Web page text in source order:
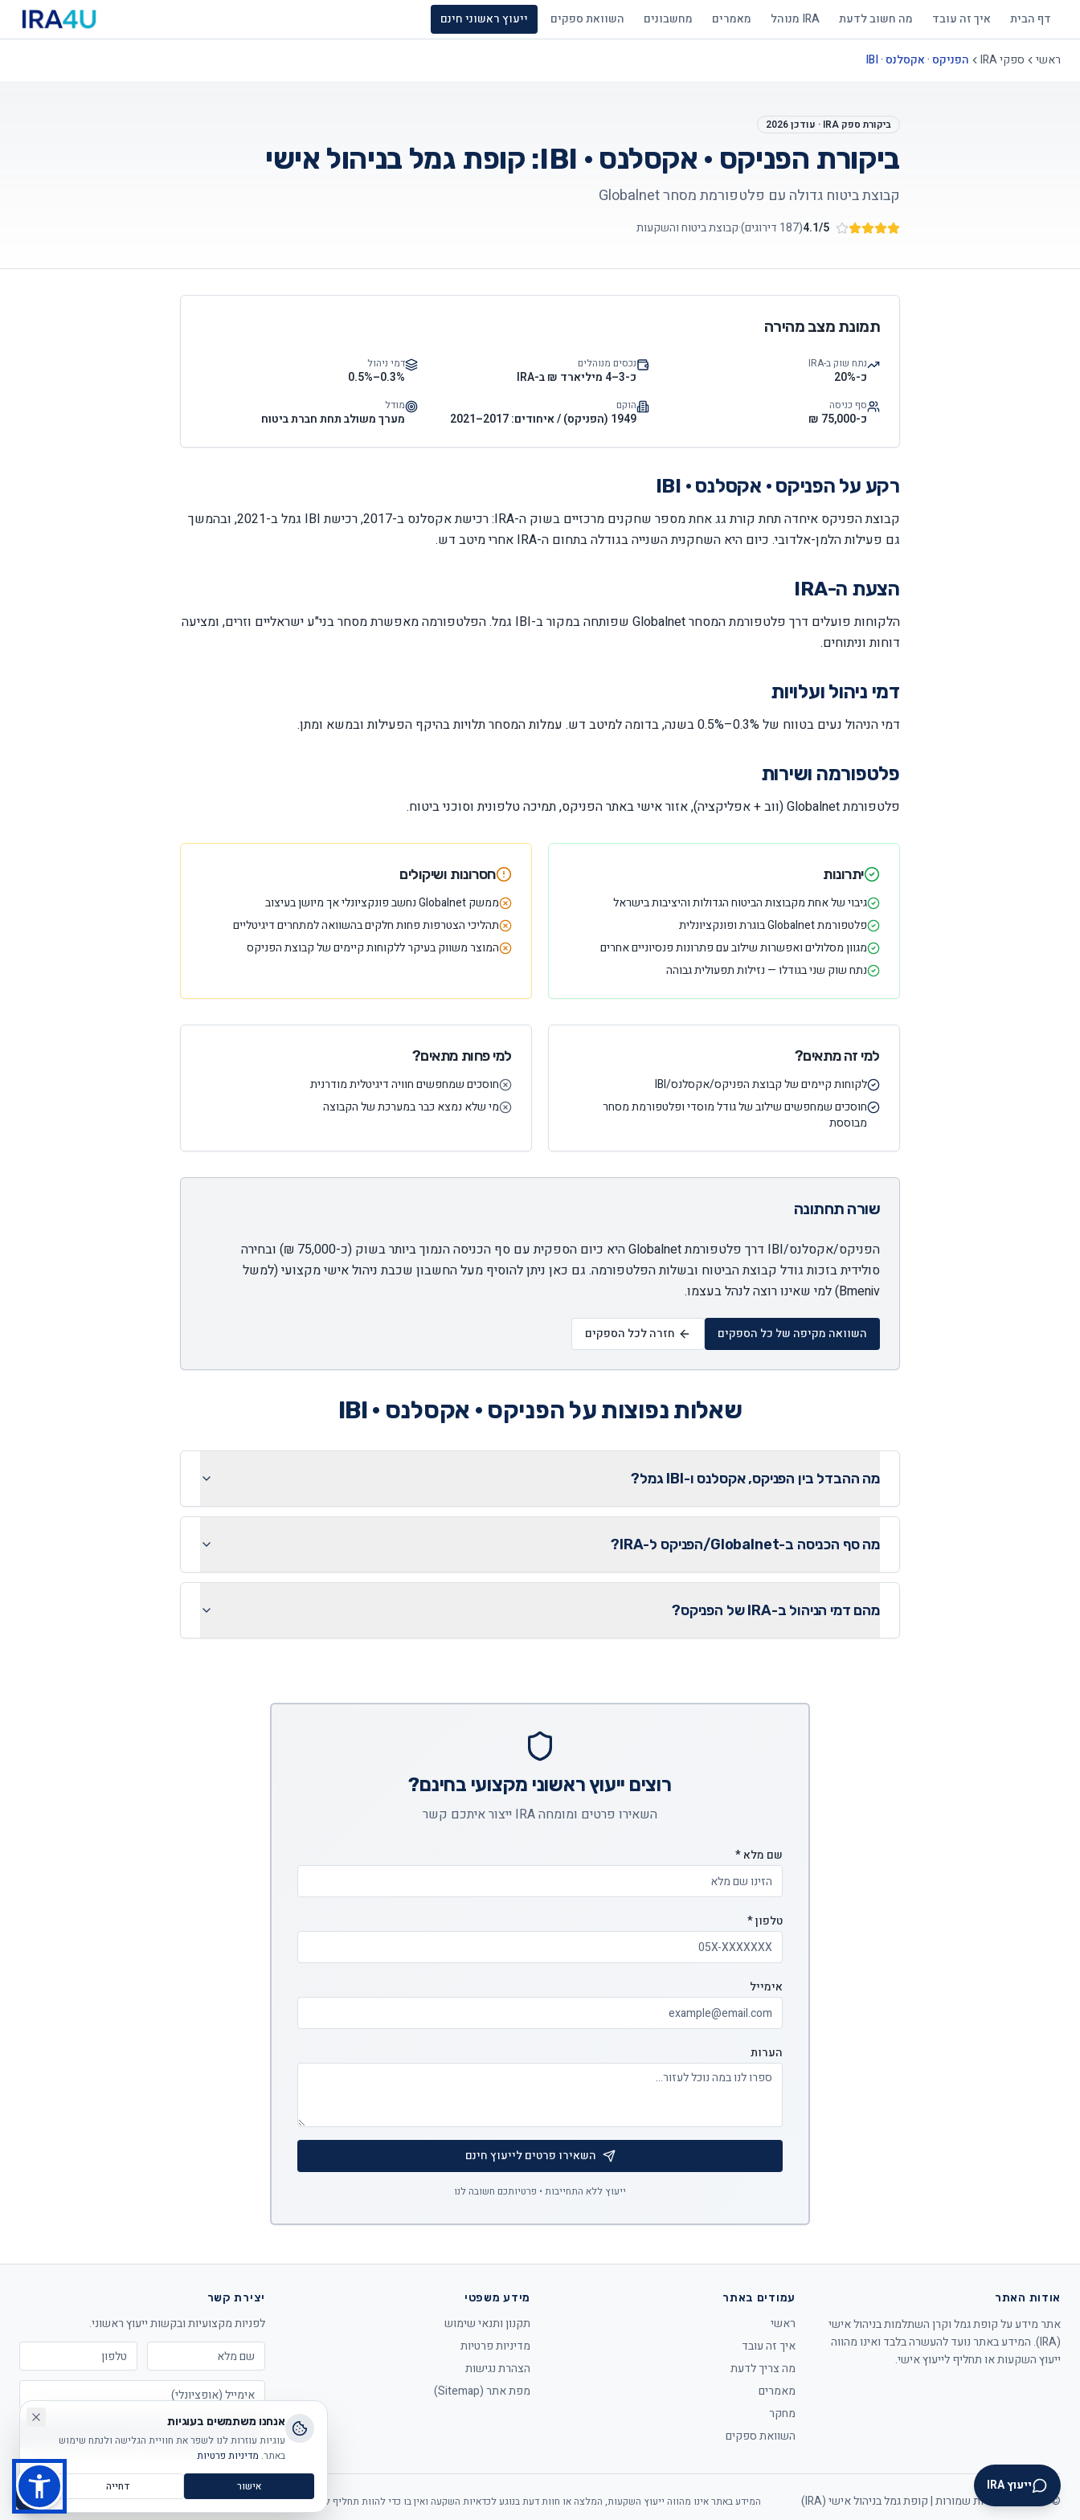
ייעוץ IRA
אנחנו משתמשים בעוגיות
עוגיות עוזרות לנו לשפר את חוויית הגלישה ולנתח שימוש
באתר. מדיניות פרטיות
אישור דחייה
דף הבית איך זה עובד מה חשוב לדעת IRA מנוהל מאמרים מחשבונים השוואת ספקים ייעוץ ראשוני חינם
ראשי ספקי IRA הפניקס · אקסלנס · IBI
ביקורת ספק IRA · עודכן 2026
ביקורת הפניקס · אקסלנס · IBI : קופת גמל בניהול אישי
קבוצת ביטוח גדולה עם פלטפורמת מסחר Globalnet
4.1/5
(
187 דירוגים)·קבוצת ביטוח והשקעות
תמונת מצב מהירה
נתח שוק ב-IRA
כ-20%
נכסים מנוהלים
כ-3–4 מיליארד ₪ ב-IRA
דמי ניהול
0.3%–0.5%
סף כניסה
כ-75,000 ₪
הוקם
1949 (הפניקס) / איחודים: 2017–2021
מודל
מערך משולב תחת חברת ביטוח
רקע על הפניקס · אקסלנס · IBI
קבוצת הפניקס איחדה תחת קורת גג אחת מספר שחקנים מרכזיים בשוק ה-IRA: רכישת אקסלנס ב-2017, רכישת IBI גמל ב-2021, ובהמשך
גם פעילות הלמן-אלדובי. כיום היא השחקנית השנייה בגודלה בתחום ה-IRA אחרי מיטב דש.
הצעת ה-IRA
הלקוחות פועלים דרך פלטפורמת המסחר Globalnet שפותחה במקור ב-IBI גמל. הפלטפורמה מאפשרת מסחר בני"ע ישראליים וזרים, ומציעה
דוחות וניתוחים.
דמי ניהול ועלויות
דמי הניהול נעים בטווח של 0.3%–0.5% בשנה, בדומה למיטב דש. עמלות המסחר תלויות בהיקף הפעילות ובמשא ומתן.
פלטפורמה ושירות
פלטפורמת Globalnet (ווב + אפליקציה), אזור אישי באתר הפניקס, תמיכה טלפונית וסוכני ביטוח.
יתרונות
גיבוי של אחת מקבוצות הביטוח הגדולות והיציבות בישראל
פלטפורמת Globalnet בוגרת ופונקציונלית
מגוון מסלולים ואפשרות שילוב עם פתרונות פנסיוניים אחרים
נתח שוק שני בגודלו — נזילות תפעולית גבוהה
חסרונות ושיקולים
ממשק Globalnet נחשב פונקציונלי אך מיושן בעיצוב
תהליכי הצטרפות פחות חלקים בהשוואה למתחרים דיגיטליים
המוצר משווק בעיקר ללקוחות קיימים של קבוצת הפניקס
למי זה מתאים?
לקוחות קיימים של קבוצת הפניקס/אקסלנס/IBI
חוסכים שמחפשים שילוב של גודל מוסדי ופלטפורמת מסחר
מבוססת
למי פחות מתאים?
חוסכים שמחפשים חוויה דיגיטלית מודרנית
מי שלא נמצא כבר במערכת של הקבוצה
שורה תחתונה
הפניקס/אקסלנס/IBI דרך פלטפורמת Globalnet היא כיום הספקית עם סף הכניסה הנמוך ביותר בשוק (כ-75,000 ₪) ובחירה
סולידית בזכות גודל קבוצת הביטוח ובשלות הפלטפורמה. גם כאן ניתן להוסיף מעל החשבון שכבת ניהול אישי מקצועי (למשל
Bmeniv) למי שאינו רוצה לנהל בעצמו.
השוואה מקיפה של כל הספקים חזרה לכל הספקים
שאלות נפוצות על הפניקס · אקסלנס · IBI
מה ההבדל בין הפניקס, אקסלנס ו-IBI גמל?
מה סף הכניסה ב-Globalnet/הפניקס ל-IRA?
מהם דמי הניהול ב-IRA של הפניקס?
רוצים ייעוץ ראשוני מקצועי בחינם?
השאירו פרטים ומומחה IRA ייצור איתכם קשר
שם מלא *
טלפון *
אימייל
הערות
השאירו פרטים לייעוץ חינם
ייעוץ ללא התחייבות • פרטיותכם חשובה לנו
אודות האתר
אתר מידע על קופת גמל וקרן השתלמות בניהול אישי
(IRA). המידע באתר נועד להעשרה בלבד ואינו מהווה
ייעוץ השקעות או תחליף לייעוץ אישי.
עמודים באתר
ראשי
איך זה עובד
מה צריך לדעת
מאמרים
מחקר
השוואת ספקים
מידע משפטי
תקנון ותנאי שימוש
מדיניות פרטיות
הצהרת נגישות
מפת אתר (Sitemap)
יצירת קשר
לפניות מקצועיות ובקשות ייעוץ ראשוני.
שליחה
©
2026 כל הזכויות שמורות | קופת גמל בניהול אישי (IRA) המידע באתר אינו מהווה ייעוץ השקעות, המלצה או חוות דעת בנוגע לכדאיות השקעה ואין בו כדי להוות תחליף לייעוץ פנסיוני/השקעות אישי המתחשב בצרכים ובנתונים הייחודיים של כל אדם.